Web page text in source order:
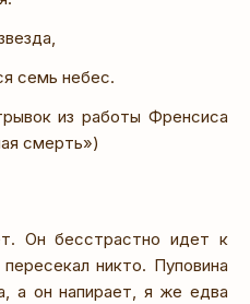
семь небес.
из работы Френсиса
смерть»)
Он бесстрастно идет к
никто. Пуповина
а он напирает, я же едва